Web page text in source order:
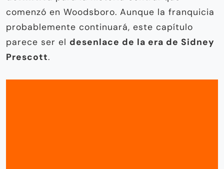
comenzó en Woodsboro. Aunque la franquicia
probablemente continuará, este capítulo
parece ser el desenlace de la era de Sidney
Prescott.